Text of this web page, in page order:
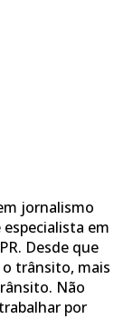
jornalismo
em
Desde que
trânsito, mais
Não
por